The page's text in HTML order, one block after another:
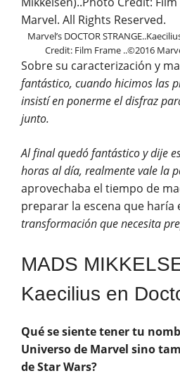
Marvel’s DOCTOR
Credit: Film Frame ..©2016
Sobre su caracterización y
fantástico, cuando hicimos las
insistí en ponerme el disfraz
junto.
Al final quedó fantástico y dije
horas al día, realmente vale la
aprovechaba el tiempo de
preparar la escena que haría
transformación que necesita
MADS
Kaecilius en
Qué se siente tener tu
Universo de Marvel sino
de Star Wars?